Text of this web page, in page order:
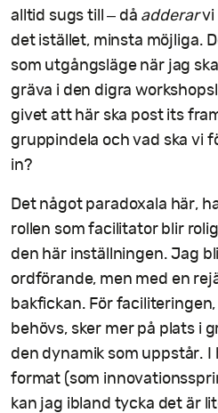
alltid sugs till – då adderarvi
det istället, minsta möjliga.
som utgångsläge när jag
gräva i den digra
givet att här ska post its
gruppindela och vad ska vi
in?
Det något paradoxala här,
rollen som facilitator blir
den här inställningen. Jag
ordförande, men med en
bakfickan. För
behövs, sker mer på plats i
den dynamik som uppstår. I
format (som
kan jag ibland tycka det är